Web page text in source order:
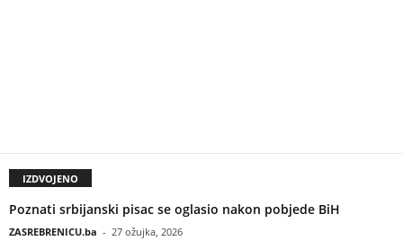
IZDVOJENO
Poznati srbijanski pisac se oglasio nakon pobjede BiH
ZASREBRENICU.ba - 27 ožujka, 2026